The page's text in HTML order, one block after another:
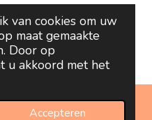
van cookies om uw
maat gemaakte
Door op
u akkoord met het
Accepteren